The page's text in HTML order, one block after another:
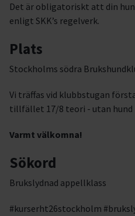
Det är obligatoriskt att din
enligt SKK’s regelverk.
Plats
Stockholms södra
Vi träffas vid klubbstugan
tillfället 17/8 teori - utan hund
Varmt välkomna!
Sökord
Brukslydnad appellklass
#kurserht26stockholm